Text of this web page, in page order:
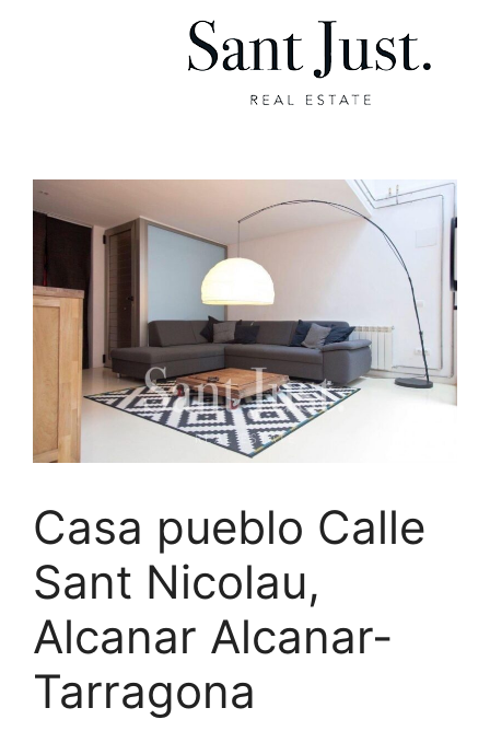
Casa pueblo Calle
Sant Nicolau,
Alcanar Alcanar-
Tarragona